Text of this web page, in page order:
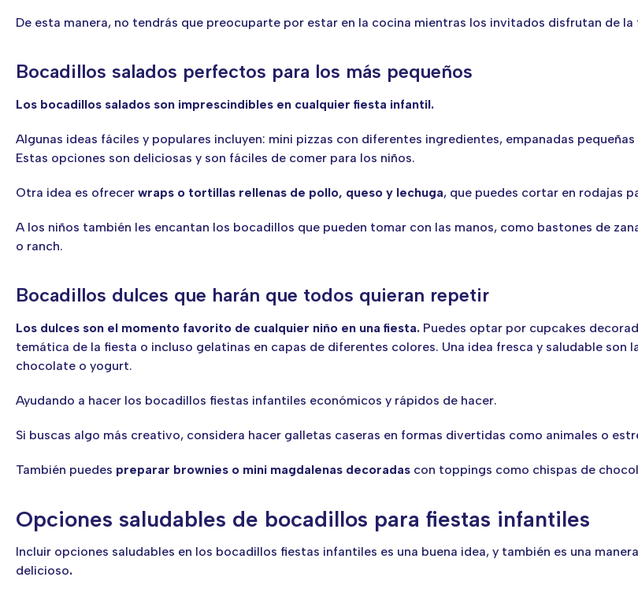
De esta manera, no tendrás que preocuparte por estar en la cocina mientras los invitados disfrutan de
Bocadillos salados perfectos para los más pequeños
Los bocadillos salados son imprescindibles en cualquier fiesta infantil.
Algunas ideas fáciles y populares incluyen: mini pizzas con diferentes ingredientes, empanadas
Estas opciones son deliciosas y son fáciles de comer para los niños.
Otra idea es ofrecer wraps o tortillas rellenas de pollo, queso y lechuga, que puedes cortar en rodajas
A los niños también les encantan los bocadillos que pueden tomar con las manos, como bastones de
o ranch.
Bocadillos dulces que harán que todos quieran repetir
Los dulces son el momento favorito de cualquier niño en una fiesta. Puedes optar por cupcakes
temática de la fiesta o incluso gelatinas en capas de diferentes colores. Una idea fresca y saludable
chocolate o yogurt.
Ayudando a hacer los bocadillos fiestas infantiles económicos y rápidos de hacer.
Si buscas algo más creativo, considera hacer galletas caseras en formas divertidas como animales o
También puedes preparar brownies o mini magdalenas decoradas con toppings como chispas de
Opciones saludables de bocadillos para fiestas infantiles
Incluir opciones saludables en los bocadillos fiestas infantiles es una buena idea, y también es una
delicioso.